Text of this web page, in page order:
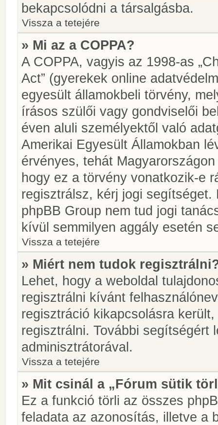
bekapcsolódni a társalgásba.
Vissza a tetejére
» Mi az a COPPA?
A COPPA, vagyis az 1998-as
Act” (gyerekek online
egyesült államokbeli törvény,
írásos szülői vagy gondviselői
éven aluli személyektől való
Amerikai Egyesült Államokban
érvényes, tehát
hogy ez a törvény vonatkozik-e
regisztrálsz, kérj jogi
phpBB Group nem tud jogi
kívül semmilyen aggály esetén
Vissza a tetejére
» Miért nem tudok
Lehet, hogy a weboldal
regisztrálni kívánt
regisztráció kikapcsolásra
regisztrálni. További segítségért
adminisztrátorával.
Vissza a tetejére
» Mit csinál a „Fórum sütik
Ez a funkció törli az összes
feladata az azonosítás, illetve a